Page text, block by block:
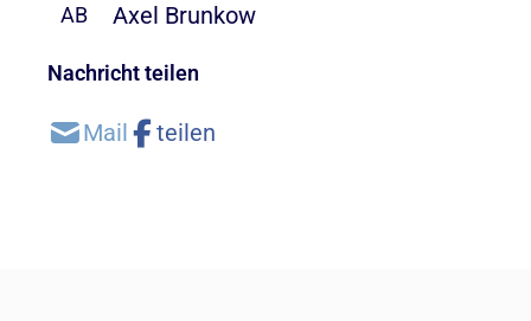
AB Axel Brunkow
Nachricht teilen